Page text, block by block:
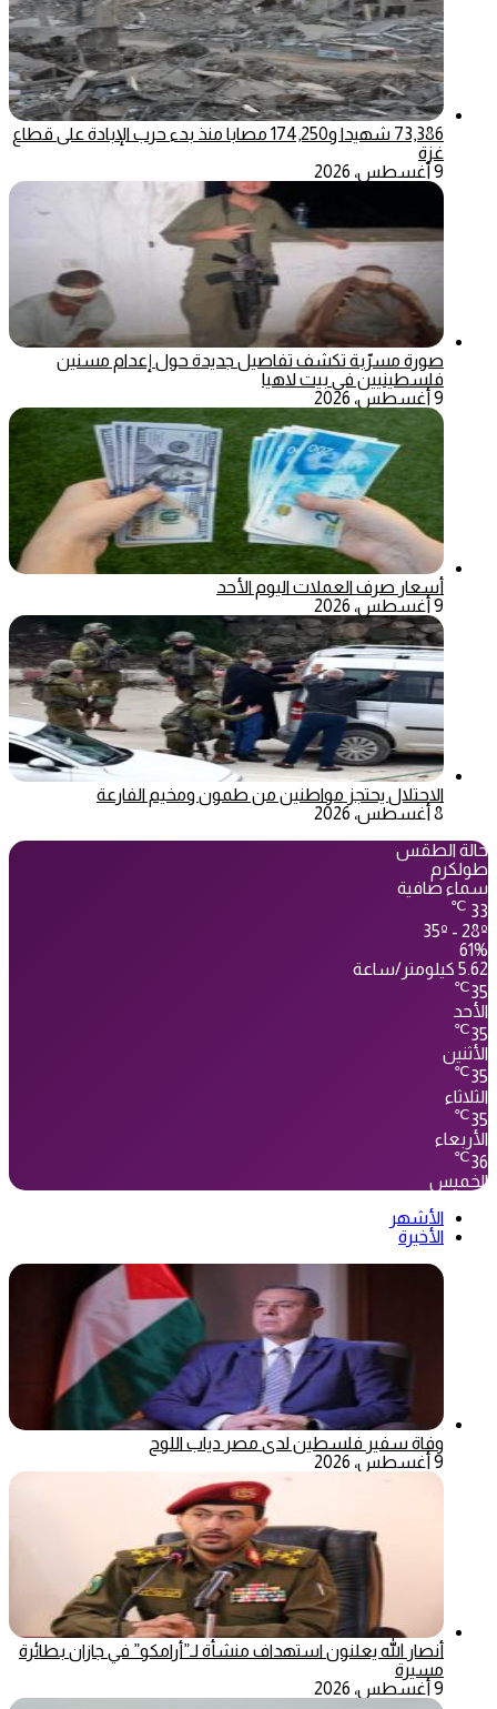
73,386 شهيدا و174,250 مصابا منذ بدء حرب الإبادة على قطاع
غزة
9 أغسطس، 2026
صورة مسرّبة تكشف تفاصيل جديدة حول إعدام مسنين
فلسطينيين في بيت لاهيا
9 أغسطس، 2026
أسعار صرف العملات اليوم الأحد
9 أغسطس، 2026
الاحتلال يحتجز مواطنين من طمون ومخيم الفارعة
8 أغسطس، 2026
حالة الطقس
طولكرم
سماء صافية
33
℃
35º - 28º
61%
5.62 كيلومتر/ساعة
35
℃
الأحد
35
℃
الأثنين
35
℃
الثلاثاء
35
℃
الأربعاء
36
℃
الخميس
الأشهر
الأخيرة
وفاة سفير فلسطين لدى مصر دياب اللوح
9 أغسطس، 2026
أنصار الله يعلنون استهداف منشأة لـ”أرامكو” في جازان بطائرة
مسيرة
9 أغسطس، 2026